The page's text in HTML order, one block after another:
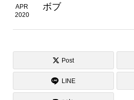
APR
2020
ボブ
Post
LINE